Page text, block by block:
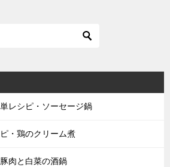
レシピ・ソーセージ鍋
・鶏のクリーム煮
肉と白菜の酒鍋